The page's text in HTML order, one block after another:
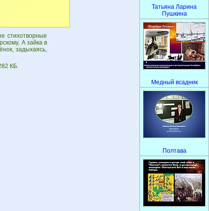
стихотворные
А зайка в
задыхаясь,
КБ.
Татьяна Ларина
Пушкина
Медный всадник
Полтава